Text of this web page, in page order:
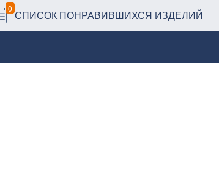
0 СПИСОК ПОНРАВИВШИХСЯ ИЗДЕЛИЙ